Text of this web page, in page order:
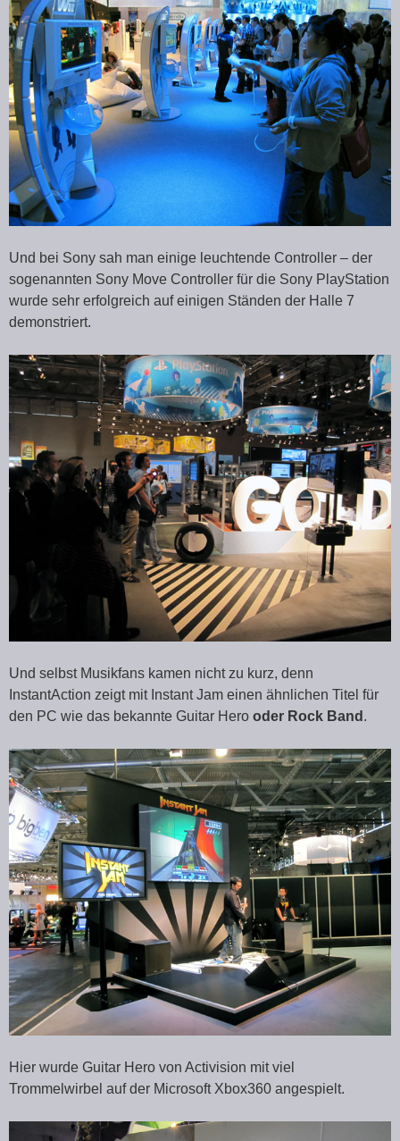
Und bei Sony sah man einige leuchtende Controller – der
sogenannten Sony Move Controller für die Sony PlayStation
wurde sehr erfolgreich auf einigen Ständen der Halle 7
demonstriert.
Und selbst Musikfans kamen nicht zu kurz, denn
InstantAction zeigt mit Instant Jam einen ähnlichen Titel für
den PC wie das bekannte Guitar Hero oder Rock Band .
Hier wurde Guitar Hero von Activision mit viel
Trommelwirbel auf der Microsoft Xbox360 angespielt.